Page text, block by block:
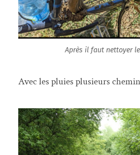
Après il faut nettoyer
Avec les pluies plusieurs